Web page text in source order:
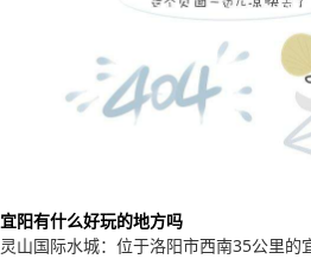
宜阳有什么好玩的地方吗
灵山国际水城：位于洛阳市西南35公里的